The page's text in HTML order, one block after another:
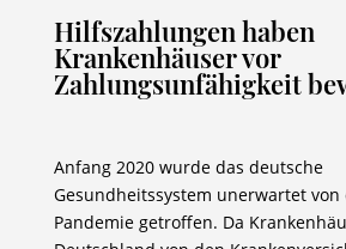
Hilfszahlungen haben
Krankenhäuser vor
Zahlungsunfähigkeit
Anfang 2020 wurde das deutsche
Gesundheitssystem unerwartet von
Pandemie getroffen. Da